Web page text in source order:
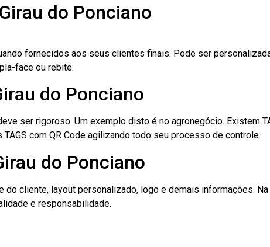
do Ponciano
fornecidos aos seus clientes finais. Pode ser
face ou rebite.
do Ponciano
ser rigoroso. Um exemplo disto é no agronegócio. Existem
com QR Code agilizando todo seu processo de controle.
do Ponciano
cliente, layout personalizado, logo e demais informações.
e responsabilidade.